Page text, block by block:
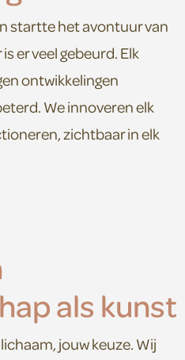
startte het avontuur van
er veel gebeurd. Elk
ontwikkelingen
We innoveren elk
zichtbaar in elk
als kunst
jouw keuze. Wij